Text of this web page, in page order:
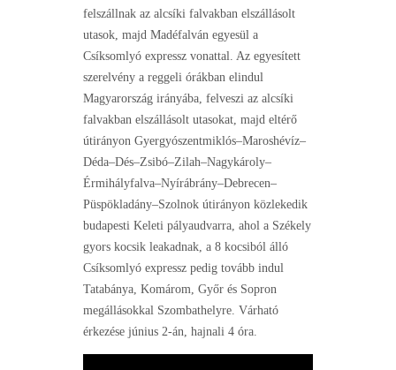
felszállnak az alcsíki falvakban elszállásolt
utasok, majd Madéfalván egyesül a
Csíksomlyó expressz vonattal. Az egyesített
szerelvény a reggeli órákban elindul
Magyarország irányába, felveszi az alcsíki
falvakban elszállásolt utasokat, majd eltérő
útirányon Gyergyószentmiklós–Maroshévíz–
Déda–Dés–Zsibó–Zilah–Nagykároly–
Érmihályfalva–Nyírábrány–Debrecen–
Püspökladány–Szolnok útirányon közlekedik
budapesti Keleti pályaudvarra, ahol a Székely
gyors kocsik leakadnak, a 8 kocsiból álló
Csíksomlyó expressz pedig tovább indul
Tatabánya, Komárom, Győr és Sopron
megállásokkal Szombathelyre. Várható
érkezése június 2-án, hajnali 4 óra.